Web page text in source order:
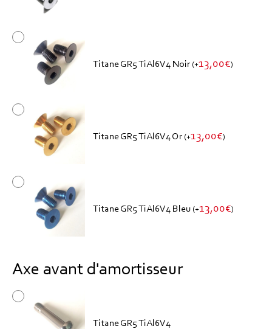
Titane GR5 TiAl6V4 Noir (+13,00€)
Titane GR5 TiAl6V4 Or (+13,00€)
Titane GR5 TiAl6V4 Bleu (+13,00€)
Axe avant d'amortisseur
Titane GR5 TiAl6V4